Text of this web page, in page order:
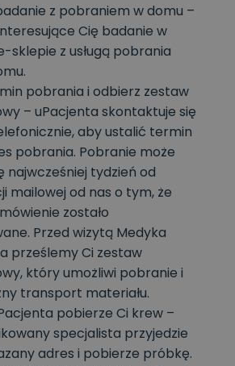
z pobraniem w domu –
Cię badanie w
sklepie z usługą pobrania
pobrania i odbierz zestaw
– uPacjenta skontaktuje się
aby ustalić termin
pobrania. Pobranie może
najwcześniej tydzień od
mailowej od nas o tym, że
zostało
Przed wizytą Medyka
prześlemy Ci zestaw
który umożliwi pobranie i
transport materiału.
pobierze Ci krew –
specjalista przyjedzie
adres i pobierze próbkę.